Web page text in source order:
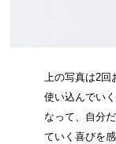
上の写真は2回
使い込んでい
なって、自分
ていく喜びを